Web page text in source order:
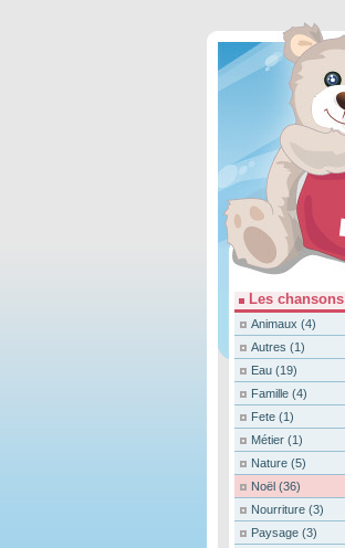
Les chansons
Animaux (4)
Autres (1)
Eau (19)
Famille (4)
Fete (1)
Métier (1)
Nature (5)
Noël (36)
Nourriture (3)
Paysage (3)